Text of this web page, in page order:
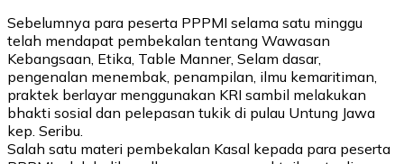
Sebelumnya para peserta PPPMI selama satu minggu
telah mendapat pembekalan tentang Wawasan
Kebangsaan, Etika, Table Manner, Selam dasar,
pengenalan menembak, penampilan, ilmu kemaritiman,
praktek berlayar menggunakan KRI sambil melakukan
bhakti sosial dan pelepasan tukik di pulau Untung Jawa
kep. Seribu.
Salah satu materi pembekalan Kasal kepada para peserta